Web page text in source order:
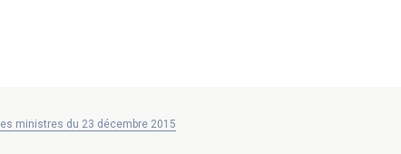
ministres du 23 décembre 2015